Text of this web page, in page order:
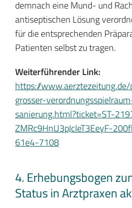
demnach eine Mund- und
antiseptischen Lösung
für die entsprechenden
Patienten selbst zu tragen.
Weiterführender Link:
https://
grosser-
sanierung.html?ticket=ST-
ZMRc9HnU3pJcIeT3EeyF-
61e4-7108
4. Erhebungsbogen
Status in Arztpraxen